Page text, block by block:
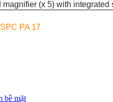
magnifier (x 5) with
PA 17